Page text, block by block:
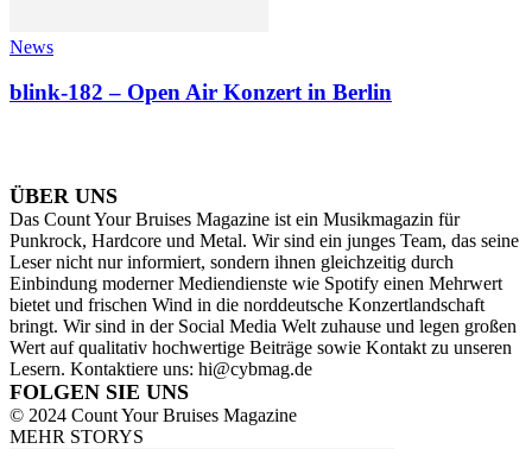
News
blink-182 – Open Air Konzert in Berlin
ÜBER UNS
Das Count Your Bruises Magazine ist ein Musikmagazin für
Punkrock, Hardcore und Metal. Wir sind ein junges Team, das seine
Leser nicht nur informiert, sondern ihnen gleichzeitig durch
Einbindung moderner Mediendienste wie Spotify einen Mehrwert
bietet und frischen Wind in die norddeutsche Konzertlandschaft
bringt. Wir sind in der Social Media Welt zuhause und legen großen
Wert auf qualitativ hochwertige Beiträge sowie Kontakt zu unseren
Lesern. Kontaktiere uns: hi@cybmag.de
FOLGEN SIE UNS
© 2024 Count Your Bruises Magazine
MEHR STORYS